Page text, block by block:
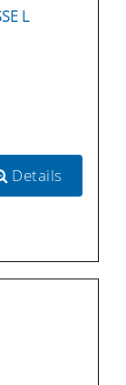
L
Details